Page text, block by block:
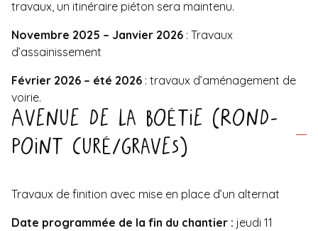
travaux, un itinéraire piéton sera maintenu.
Novembre 2025 – Janvier 2026 : Travaux
d’assainissement
Février 2026 – été 2026 : travaux d’aménagement de
voirie.
Avenue de La Boétie (Rond-
point Curé/Graves)
Travaux de finition avec mise en place d’un alternat
Date programmée de la fin du chantier : jeudi 11